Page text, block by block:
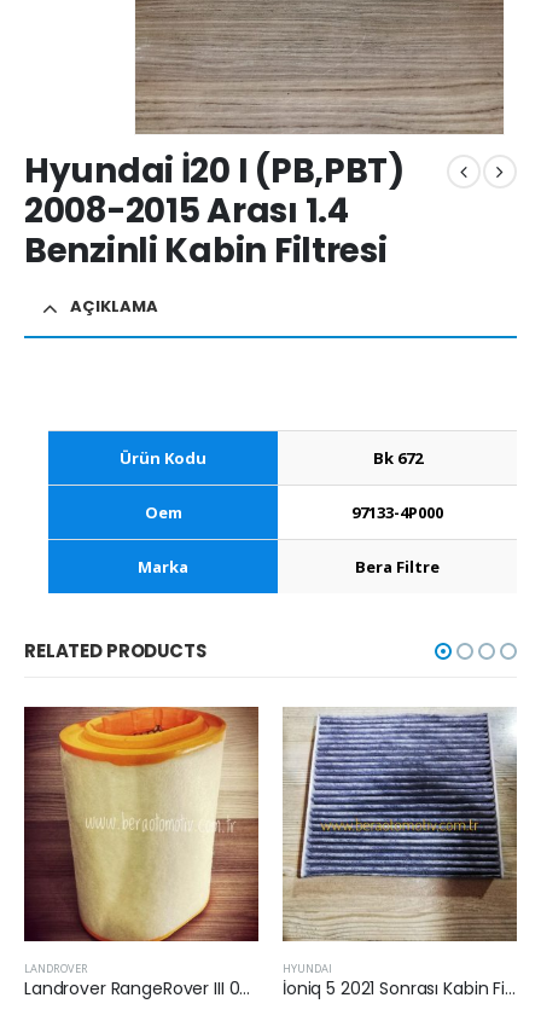
Hyundai İ20 I (PB,PBT)
2008-2015 Arası 1.4
Benzinli Kabin Filtresi
AÇIKLAMA
Ürün Kodu Bk 672
Oem 97133-4P000
Marka Bera Filtre
RELATED PRODUCTS
Landrover RangeRover III 02 – 05 Arası 4.4 V8 Benzinli Hava Filtresi
HYUNDAI
İoniq 5 2021 Sonrası Kabin Filtresi